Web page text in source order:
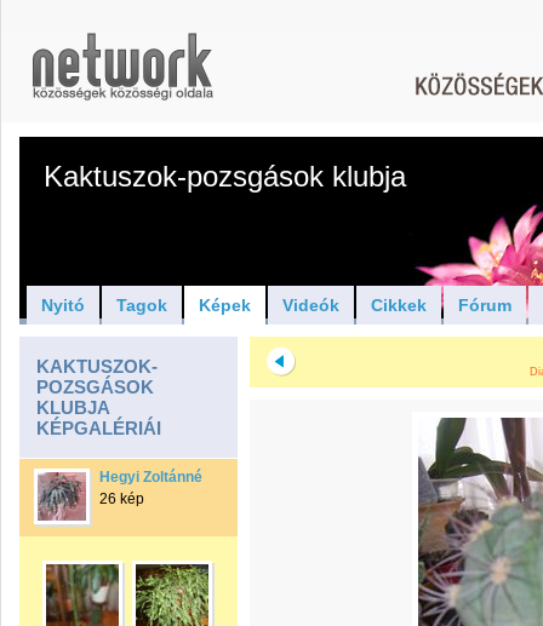
Kaktuszok-pozsgások klubja
Nyitó Tagok Képek Videók Cikkek Fórum
KAKTUSZOK-
POZSGÁSOK
KLUBJA
KÉPGALÉRIÁI
Hegyi Zoltánné
26 kép